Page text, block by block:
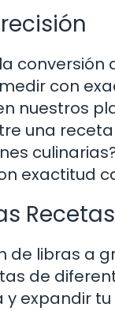
conversión
con
nuestros
una
exactitud
Recetas
de libras a
de
y expandir